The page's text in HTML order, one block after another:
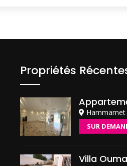
Propriétés
Hammamet
SUR
Villa